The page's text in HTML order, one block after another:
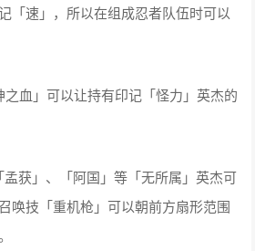
「速」，所以在组成忍者队伍时可以
血」可以让持有印记「怪力」英杰的
获」、「阿国」等「无所属」英杰可
唤技「重机枪」可以朝前方扇形范围